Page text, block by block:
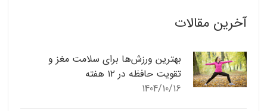
آخرین مقالات
بهترین ورزش‌ها برای سلامت مغز و
تقویت حافظه در ۱۲ هفته
1404/10/16